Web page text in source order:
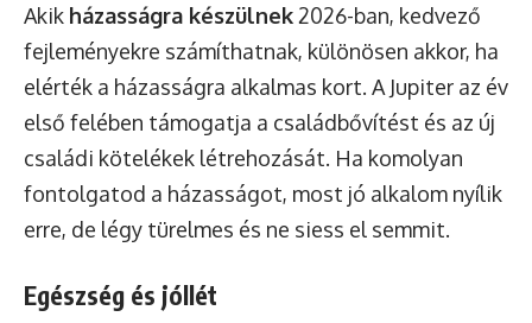
Akik házasságra készülnek2026-ban, kedvező
fejleményekre számíthatnak, különösen akkor, ha
elérték a házasságra alkalmas kort. A Jupiter az év
első felében támogatja a családbővítést és az új
családi kötelékek létrehozását. Ha komolyan
fontolgatod a házasságot, most jó alkalom nyílik
erre, de légy türelmes és ne siess el semmit.
Egészség és jóllét